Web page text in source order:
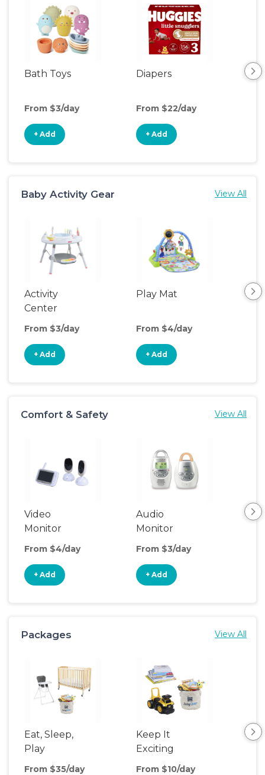
Bath Toys
From $3/day
+ Add
Diapers
From $22/day
+ Add
Baby Activity Gear View All
Activity
Center
From $3/day
+ Add
Play Mat
From $4/day
+ Add
Comfort & Safety View All
Video
Monitor
From $4/day
+ Add
Audio
Monitor
From $3/day
+ Add
Packages View All
Eat, Sleep,
Play
From $35/day
Keep It
Exciting
From $10/day